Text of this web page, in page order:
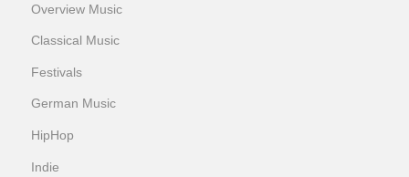
Overview Music
Classical Music
Festivals
German Music
HipHop
Indie